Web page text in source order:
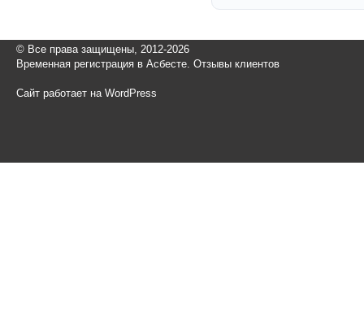
© Все права защищены, 2012-2026
Временная регистрация в Асбесте. Отзывы клиентов
Сайт работает на WordPress